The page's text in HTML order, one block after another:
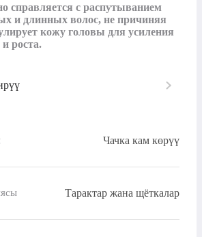
справляется с распутыванием
и длинных волос, не причиняя
кожу головы для усиления
роста.
Чачка кам көрүү
Тарактар жана щёткалар